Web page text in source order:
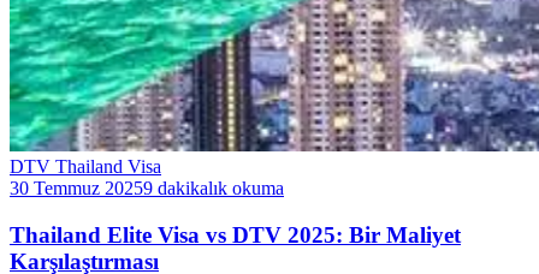
DTV Thailand Visa
30 Temmuz 20259 dakikalık okuma
Thailand Elite Visa vs DTV 2025: Bir Maliyet
Karşılaştırması